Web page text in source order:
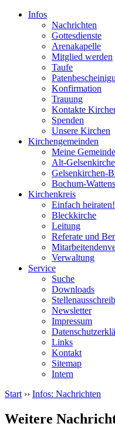
Infos
Nachrichten
Gottesdienste
Arenakapelle
Mitglied werden
Taufe
Konfirmation
Trauung
Kontakte
Spenden
Unsere Kirchen
Kirchengemeinden
Meine Gemeinde
Alt-
Gelsenkirchen-
Bochum-
Kirchenkreis
Einfach heiraten!
Bleckkirche
Leitung
Referate und
Verwaltung
Service
Suche
Downloads
Newsletter
Impressum
Links
Kontakt
Sitemap
Intern
Start ›› Infos: Nachrichten
Weitere